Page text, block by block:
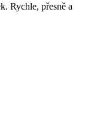
Rychle, přesně a